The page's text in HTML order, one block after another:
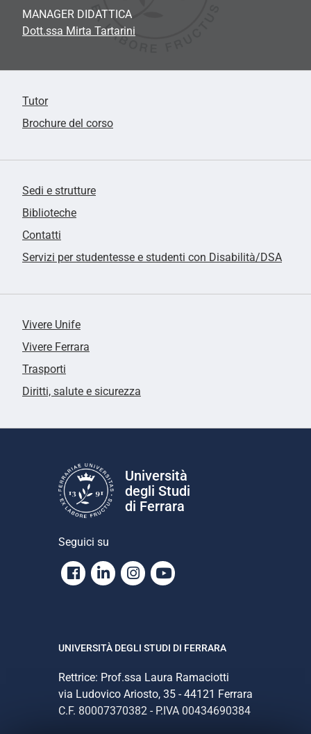
MANAGER DIDATTICA
Dott.ssa Mirta Tartarini
Tutor
Brochure del corso
Sedi e strutture
Biblioteche
Contatti
Servizi per studentesse e studenti con Disabilità/DSA
Vivere Unife
Vivere Ferrara
Trasporti
Diritti, salute e sicurezza
Università
degli Studi
di Ferrara
Seguici su
Facebook
LinkedinInstagram
Youtube
UNIVERSITÀ DEGLI STUDI DI FERRARA
Rettrice: Prof.ssa Laura Ramaciotti
via Ludovico Ariosto, 35 - 44121 Ferrara
C.F. 80007370382 - P.IVA 00434690384